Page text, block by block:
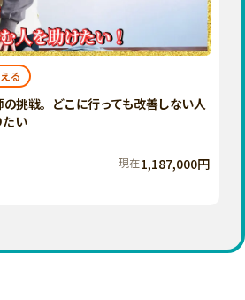
栃木
群馬
千葉
神奈川
石川
沖縄
る
挑戦。どこに行っても改善しない人
い
現在1,187,000円